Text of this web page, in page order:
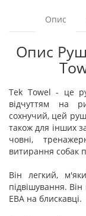
Опис
Опис
Tek Towel - це
відчуттям на
сохнучий, цей
також для інших
човні,
витирання собак
Він легкий,
підвішування.
ЕВА на блискавці.